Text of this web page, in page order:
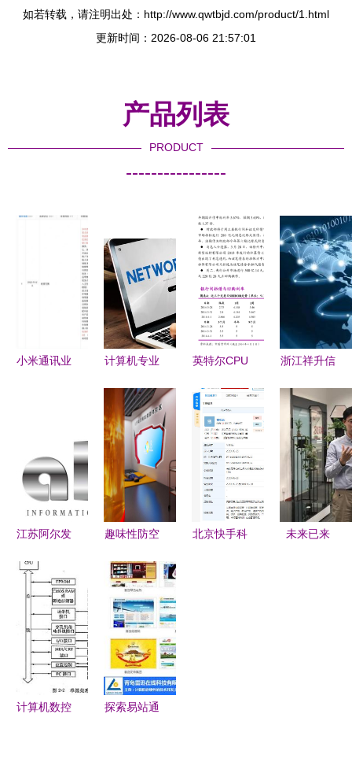
如若转载，请注明出处：http://www.qwtbjd.com/product/1.html
更新时间：2026-08-06 21:57:01
产品列表
PRODUCT
----------------
小米通讯业
开启新征程
计算机专业
衰？解析其
广阔就业前
景与核心软
硬件方向
英特尔CPU
综合排行及
选购指南
浙江祥升信
相助 以科
技力量点亮
公益之路
江苏阿尔发
文案策划、
商务与软件
产品包装工
作职责与要
求解析
趣味性防空
备与多媒体
互动人防民
防展厅设计
计算机软硬
件的创新融
合
北京快手科
未来已来
计算机数控
探索易站通